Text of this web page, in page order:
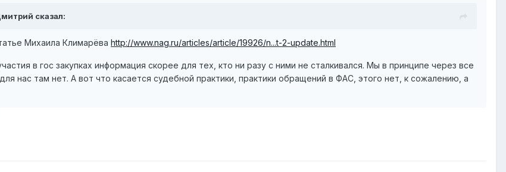
сказал:
Михаила Климарёва http://www.nag.ru/articles/article/19926/n...t-2-update.html
в гос закупках информация скорее для тех, кто ни разу с ними не сталкивался. Мы в принципе через все
нас там нет. А вот что касается судебной практики, практики обращений в ФАС, этого нет, к сожалению, а